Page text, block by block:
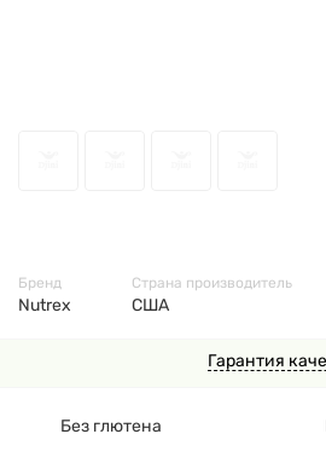
Гарантия
Без глютена
Бренд
Nutrex
Страна производитель
США